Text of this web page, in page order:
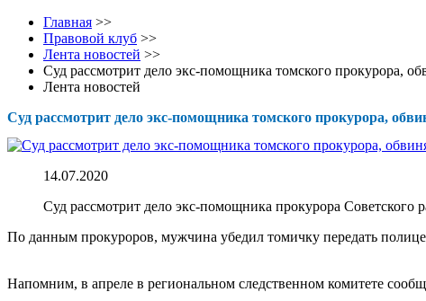
Главная >>
Правовой клуб >>
Лента новостей >>
Суд рассмотрит дело экс-помощника томского прокурора,
Лента новостей
Суд рассмотрит дело экс-помощника томского прокурора,
14.07.2020
Суд рассмотрит дело экс-помощника прокурора Советского
По данным прокуроров, мужчина убедил томичку передать
Напомним, в апреле в региональном следственном комитете